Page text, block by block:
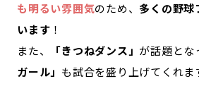
も明るい雰囲気のため、 多くの野球
います ！
また、
「きつねダンス」 が話題とな
ガール」 も試合を盛り上げてくれま